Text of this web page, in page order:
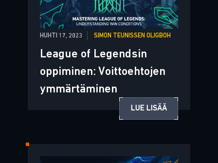
HUHTI 17, 2023 SIMON TEUNISSEN OLIGBOH
League of Legendsin
oppiminen: Voittoehtojen
ymmärtäminen
LUE LISÄÄ